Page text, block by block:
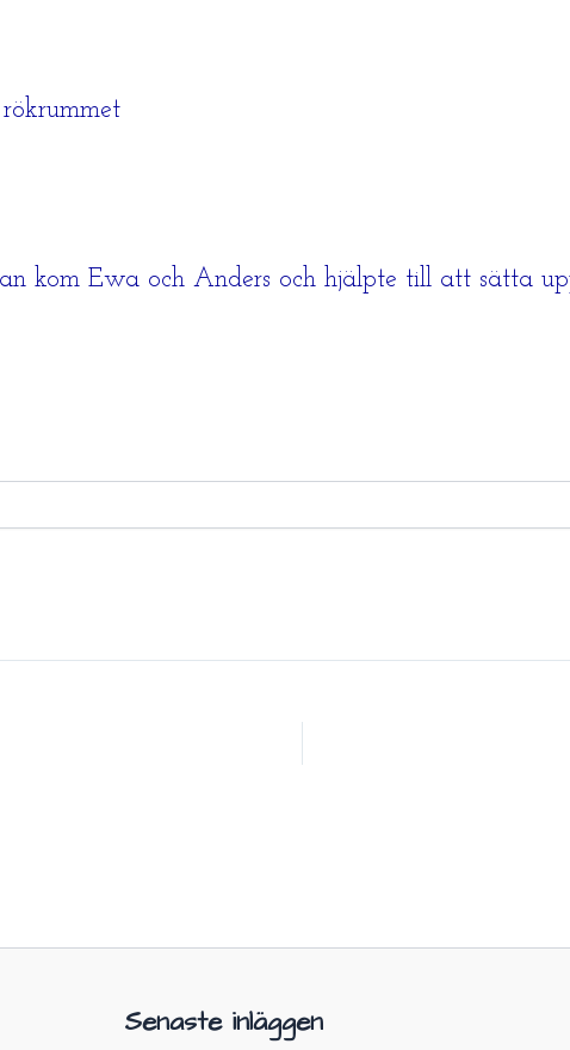
kom Ewa och Anders och hjälpte till att sätta
Senaste inläggen